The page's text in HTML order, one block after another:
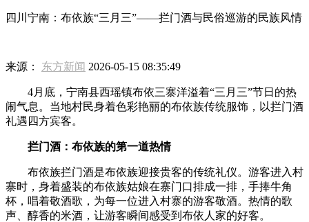
四川宁南：布依族“三月三”——拦门酒与民俗巡游的民族风情
来源： 东方新闻 2026-05-15 08:35:49
4月底，宁南县西瑶镇布依三寨洋溢着“三月三”节日的热
闹气息。当地村民身着色彩艳丽的布依族传统服饰，以拦门酒
礼遇四方宾客。
拦门酒：布依族的第一道热情
布依族拦门酒是布依族迎接贵客的传统礼仪。游客进入村
寨时，身着盛装的布依族姑娘在寨门口排成一排，手捧牛角
杯，唱着敬酒歌，为每一位进入村寨的游客敬酒。热情的歌
声、醇香的米酒，让游客瞬间感受到布依人家的好客。